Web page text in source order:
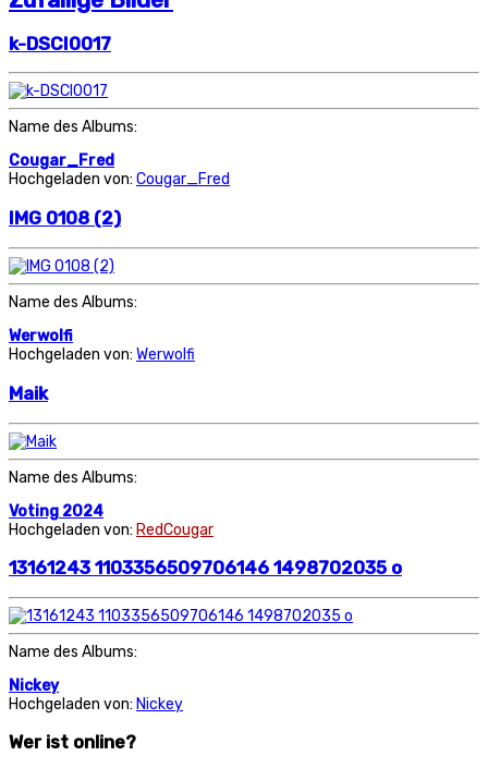
k-DSCI0017
Name des Albums:
Cougar_Fred
Hochgeladen von: Cougar_Fred
IMG 0108 (2)
Name des Albums:
Werwolfi
Hochgeladen von: Werwolfi
Maik
Name des Albums:
Voting 2024
Hochgeladen von: RedCougar
13161243 1103356509706146 1498702035 o
Name des Albums:
Nickey
Hochgeladen von: Nickey
Wer ist online?